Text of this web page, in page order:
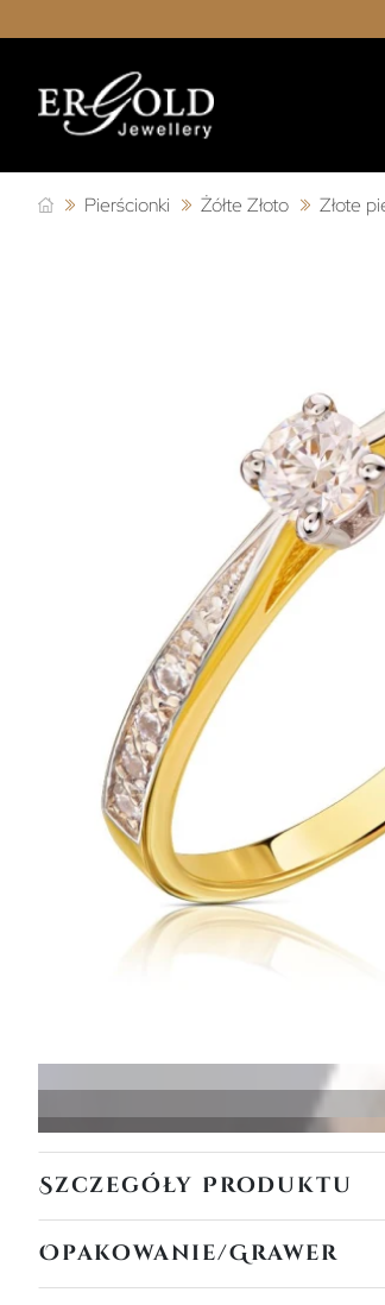
Pierścionki Żółte Złoto Złote
Szczegóły Produktu
Opakowanie/Grawer